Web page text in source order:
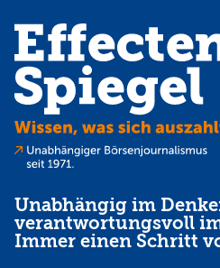
Unabhängig im
verantwortungsvoll
Immer einen Schritt